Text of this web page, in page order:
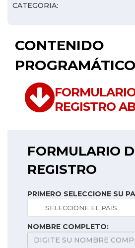
CATEGORIA:
CONTENIDO
REGISTRO
FORMULARIO
REGISTRO
PRIMERO SELECCIONE SU
NOMBRE COMPLETO: